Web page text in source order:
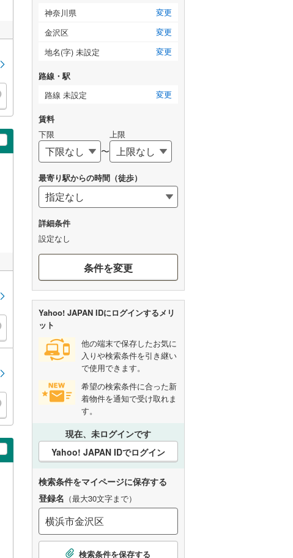
神奈川県
変更
金沢区
変更
地名(字) 未設定
変更
路線・駅
路線 未設定
変更
賃料
下限
〜
上限
最寄り駅からの時間（徒歩）
詳細条件
設定なし
条件を変更
Yahoo! JAPAN IDにログインするメリ
ット
他の端末で保存したお気に
入りや検索条件を引き継い
で使用できます。
希望の検索条件に合った新
着物件を通知で受け取れま
す。
現在、未ログインです
Yahoo! JAPAN IDでログイン
検索条件をマイページに保存する
登録名 （最大30文字まで）
検索条件を保存する